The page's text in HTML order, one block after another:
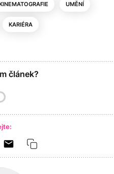
UMĚNÍ
KARIÉRA
článek?